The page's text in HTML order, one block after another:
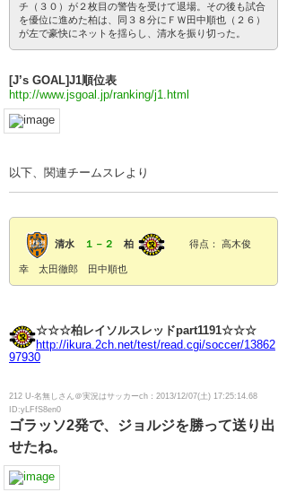
チ（３０）が２枚目の警告を受けて退場。その後も試合
を優位に進めた柏は、同３８分にＦＷ田中順也（２６）
が左で豪快にネットを揺らし、清水を振り切った。
[J’s GOAL]J1順位表
http://www.jsgoal.jp/ranking/j1.html
以下、関連チームスレより
清水 １－２ 柏 得点： 高木俊
幸 太田徹郎 田中順也
☆☆☆柏レイソルスレッドpart1191☆☆☆
http://ikura.2ch.net/test/read.cgi/soccer/13862
97930
212 U-名無しさん＠実況はサッカーch：2013/12/07(土) 17:25:14.68
ID:yLFfS8en0
ゴラッソ2発で、ジョルジを勝って送り出
せたね。